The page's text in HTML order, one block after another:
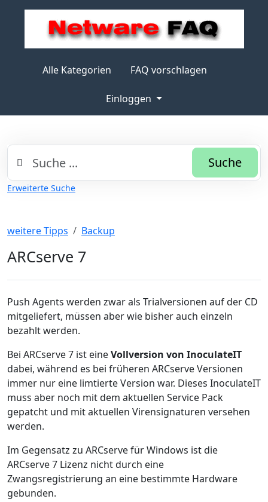
Alle Kategorien FAQ vorschlagen
Einloggen
Suche
Erweiterte Suche
weitere Tipps Backup
ARCserve 7
Push Agents werden zwar als Trialversionen auf der CD
mitgeliefert, müssen aber wie bisher auch einzeln
bezahlt werden.
Bei ARCserve 7 ist eineVollversion von InoculateIT
dabei, während es bei früheren ARCserve Versionen
immer nur eine limtierte Version war. Dieses InoculateIT
muss aber noch mit dem aktuellen Service Pack
gepatcht und mit aktuellen Virensignaturen versehen
werden.
Im Gegensatz zu ARCserve für Windows ist die
ARCserve 7 Lizenz nicht durch eine
Zwangsregistrierung an eine bestimmte Hardware
gebunden.